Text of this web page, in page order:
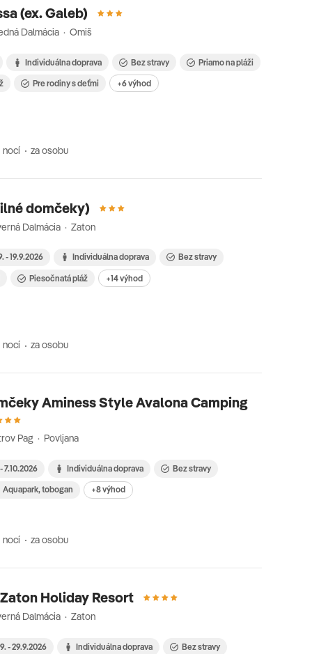
(ex. Galeb)
Dalmácia · Omiš
Individuálna doprava Bez stravy
Priamo na pláži
Pre rodiny s deťmi +6 výhod
nocí za osobu
domčeky)
Dalmácia · Zaton
- 19.9.2026 Individuálna doprava Bez stravy
Piesočnatá pláž +14 výhod
nocí za osobu
Aminess Style Avalona Camping
Pag · Povljana
7.10.2026 Individuálna doprava Bez stravy
Aquapark, tobogan +8 výhod
nocí za osobu
Holiday Resort
Dalmácia · Zaton
- 29.9.2026 Individuálna doprava Bez stravy